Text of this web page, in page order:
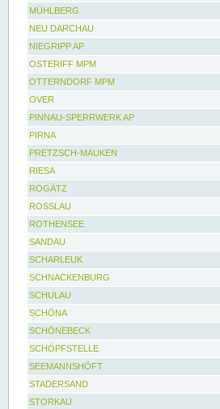
MÜHLBERG
NEU DARCHAU
NIEGRIPP AP
OSTERIFF MPM
OTTERNDORF MPM
OVER
PINNAU-SPERRWERK AP
PIRNA
PRETZSCH-MAUKEN
RIESA
ROGÄTZ
ROSSLAU
ROTHENSEE
SANDAU
SCHARLEUK
SCHNACKENBURG
SCHULAU
SCHÖNA
SCHÖNEBECK
SCHÖPFSTELLE
SEEMANNSHÖFT
STADERSAND
STORKAU